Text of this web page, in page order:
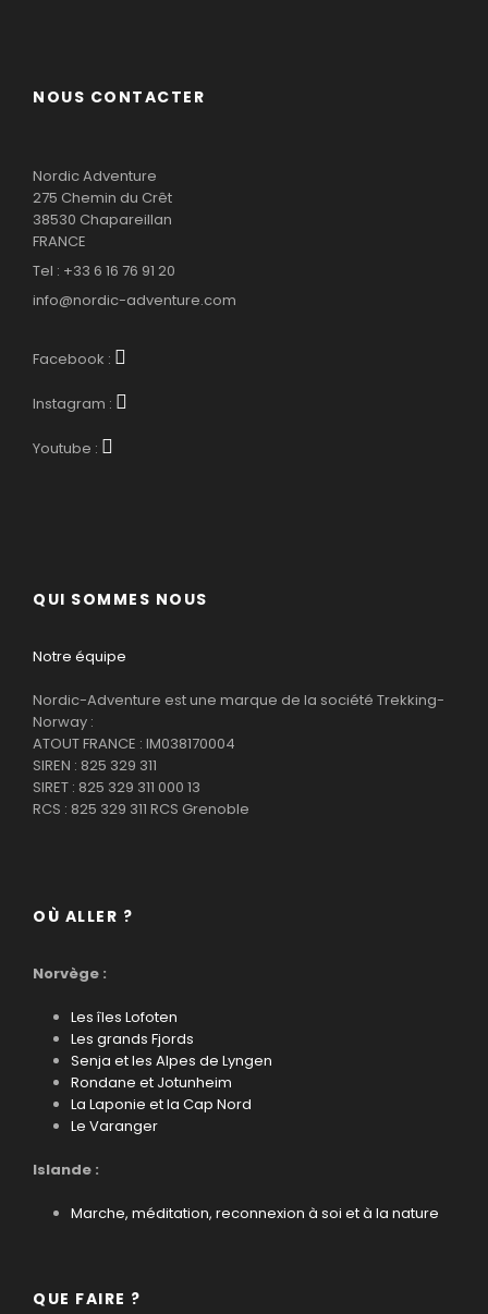
NOUS CONTACTER
Nordic Adventure
275 Chemin du Crêt
38530 Chapareillan
FRANCE
Tel : +33 6 16 76 91 20
info@nordic-adventure.com
Facebook :
Instagram :
Youtube :
QUI SOMMES NOUS
Notre équipe
Nordic-Adventure est une marque de la société Trekking-
Norway :
ATOUT FRANCE : IM038170004
SIREN : 825 329 311
SIRET : 825 329 311 000 13
RCS : 825 329 311 RCS Grenoble
OÙ ALLER ?
Norvège :
Les îles Lofoten
Les grands Fjords
Senja et les Alpes de Lyngen
Rondane et Jotunheim
La Laponie et la Cap Nord
Le Varanger
Islande :
Marche, méditation, reconnexion à soi et à la nature
QUE FAIRE ?